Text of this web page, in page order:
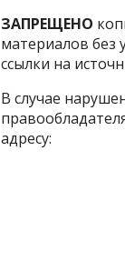
ЗАПРЕЩЕНО
материалов без
ссылки на
В случае
адресу: